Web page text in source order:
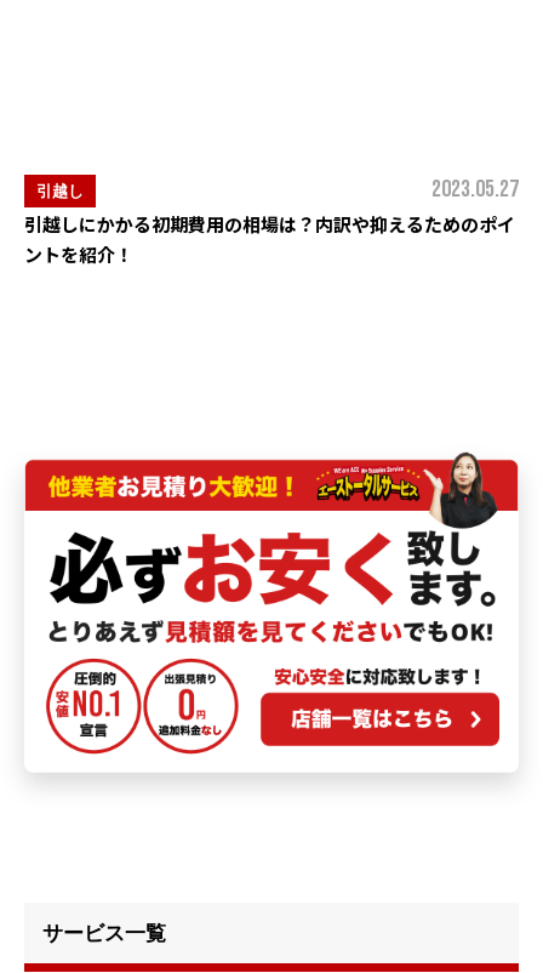
引越し 2023.05.27
引越しにかかる初期費用の相場は？内訳や抑えるためのポイ
ントを紹介！
サービス一覧